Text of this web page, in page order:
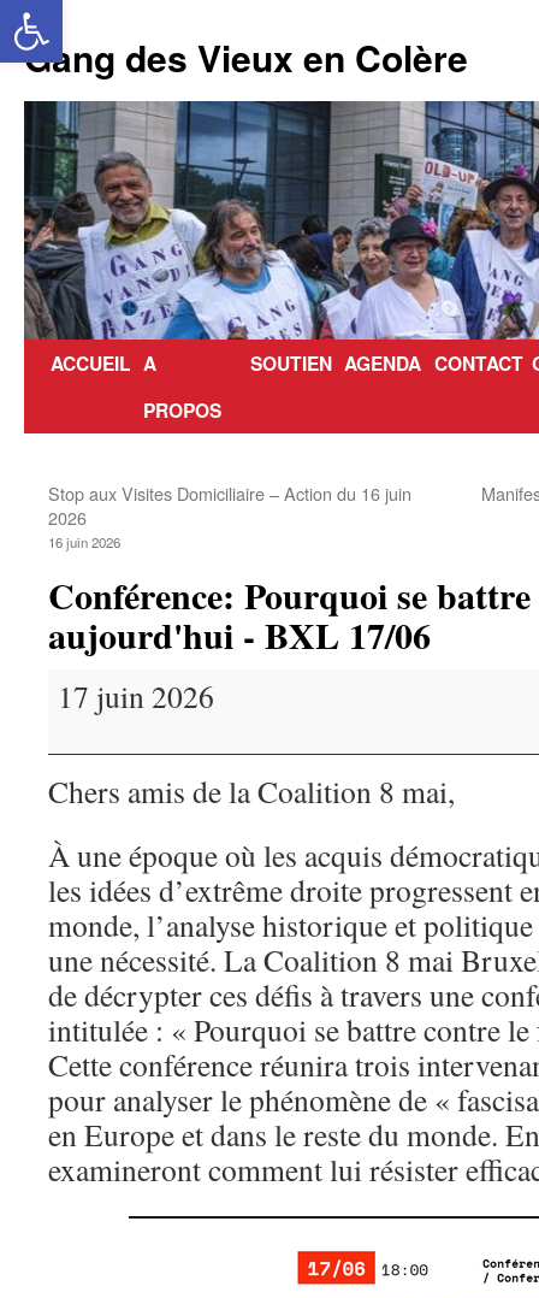
Aller
au
contenu
Gang des Vieux en Colère
ACCUEIL A
PROPOS
SOUTIEN AGENDA CONTACT
Stop aux Visites Domiciliaire – Action du 16 juin
2026
16 juin 2026
Conférence: Pourquoi se
aujourd'hui - BXL 17/06
Conférence:
Pourquoi
contre
fascisme
aujourd'hui
BXL
17/06
17 juin 2026
Chers amis de la Coalition 8 mai,
À une époque où les acquis
les idées d’extrême droite progressent
monde, l’analyse historique et politique
une nécessité. La Coalition 8 mai
de décrypter ces défis à travers une
intitulée : « Pourquoi se battre contre
Cette conférence réunira trois
pour analyser le phénomène de «
en Europe et dans le reste du monde.
examineront comment lui résister